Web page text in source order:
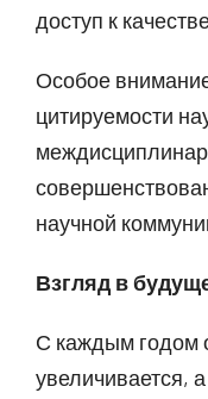
доступ к
Особое
цитируемости
научной
Взгляд в
С каждым годом
увеличивается,